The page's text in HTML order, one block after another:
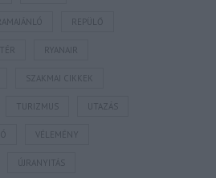
REPÜLŐ
RYANAIR
SZAKMAI CIKKEK
TURIZMUS UTAZÁS
VÉLEMÉNY
ÚJRANYITÁS